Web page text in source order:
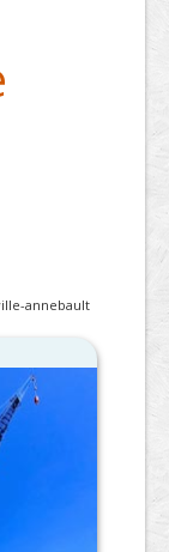
annebault